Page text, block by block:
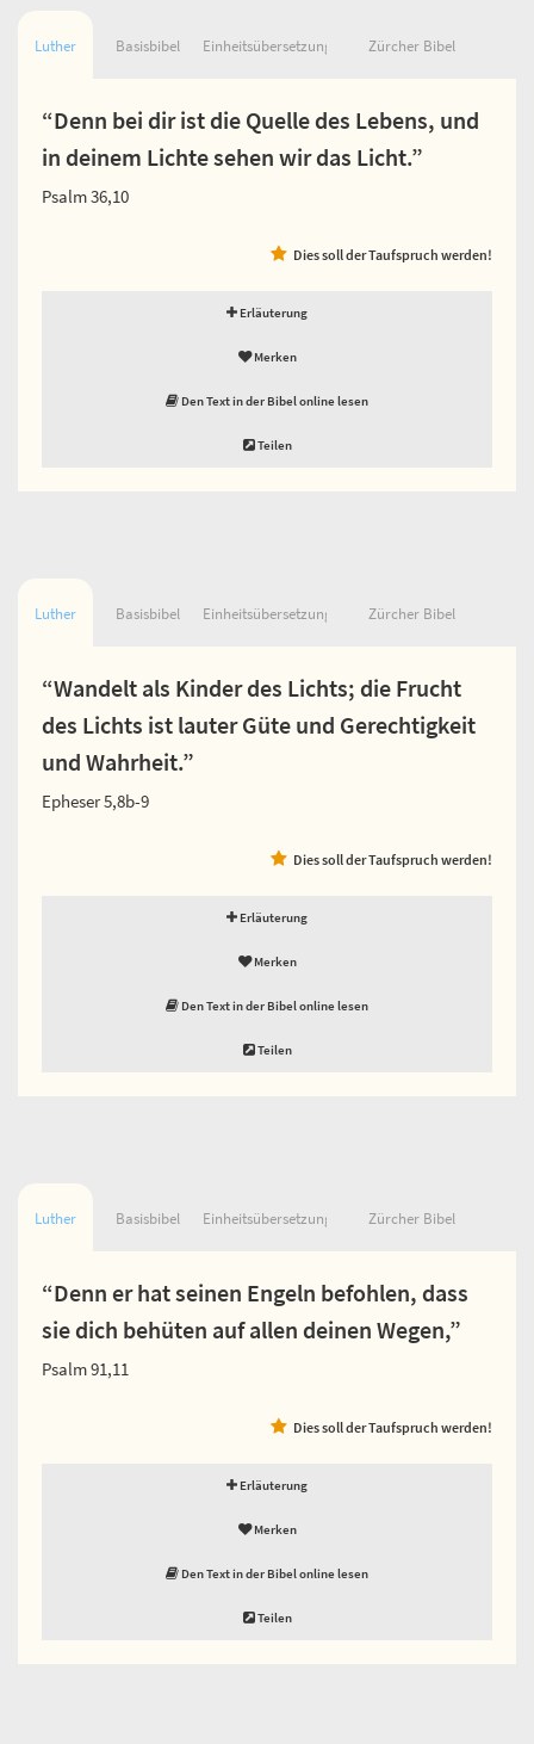
Luther Basisbibel Einheitsübersetzung Zürcher Bibel
“Denn bei dir ist die Quelle des Lebens, und
in deinem Lichte sehen wir das Licht.”
Psalm 36,10
Dies soll der Taufspruch werden!
Erläuterung
Merken
Den Text in der Bibel online lesen
Teilen
Luther Basisbibel Einheitsübersetzung Zürcher Bibel
“Wandelt als Kinder des Lichts; die Frucht
des Lichts ist lauter Güte und Gerechtigkeit
und Wahrheit.”
Epheser 5,8b-9
Dies soll der Taufspruch werden!
Erläuterung
Merken
Den Text in der Bibel online lesen
Teilen
Luther Basisbibel Einheitsübersetzung Zürcher Bibel
“Denn er hat seinen Engeln befohlen, dass
sie dich behüten auf allen deinen Wegen,”
Psalm 91,11
Dies soll der Taufspruch werden!
Erläuterung
Merken
Den Text in der Bibel online lesen
Teilen